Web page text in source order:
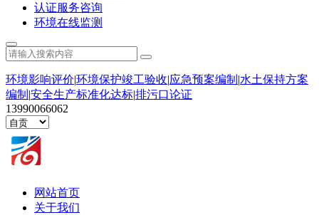
认证服务咨询
环境在线监测
环境影响评价|环境保护竣工验收|应急预案编制 |水土保持方案
编制 |安全生产标准化达标|排污口论证
13990066062
网站首页
关于我们